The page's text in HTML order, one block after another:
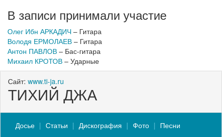
В записи принимали участие
Олег Ибн АРКАДИЧ – Гитара
Володя ЕРМОЛАЕВ – Гитара
Антон ПАВЛОВ – Бас-гитара
Михаил КРОТОВ – Ударные
Сайт: www.ti-ja.ru
ТИХИЙ ДЖА
Досье Статьи Дискография Фото
Песни